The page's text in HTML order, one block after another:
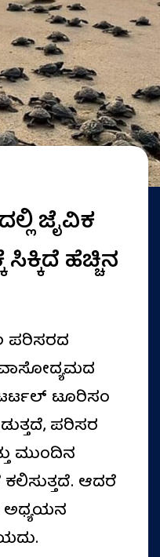
ಜೈವಿಕ
ಹೆಚ್ಚಿನ
ಪರಿಸರದ
ಟೂರಿಸಂ
ಪರಿಸರ
ಮುಂದಿನ
ಆದರೆ